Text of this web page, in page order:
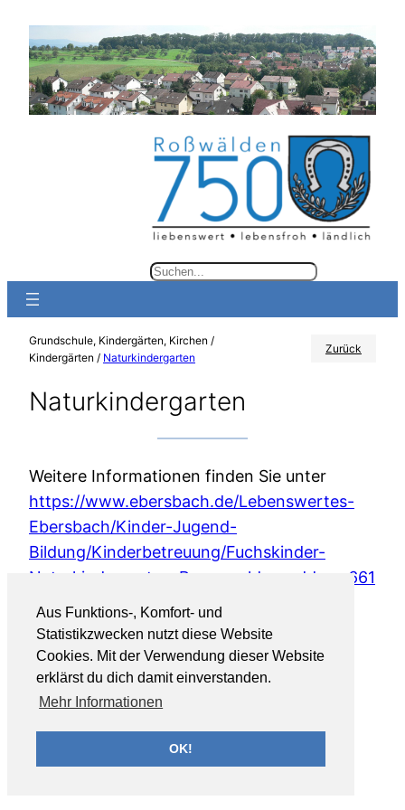
Aus Funktions-, Komfort- und
Statistikzwecken nutzt diese Website
Cookies. Mit der Verwendung dieser Website
erklärst du dich damit einverstanden.
Mehr Informationen
OK!
Inhalt
springen
S
c
h
n
Grundschule, Kindergärten, Kirchen /
Kindergärten / Naturkindergarten
Zurück
Naturkindergarten
Weitere Informationen finden Sie unter
https://www.ebersbach.de/Lebenswertes-
Ebersbach/Kinder-Jugend-
Bildung/Kinderbetreuung/Fuchskinder-
Naturkindergarten-Rosswaelden-address661